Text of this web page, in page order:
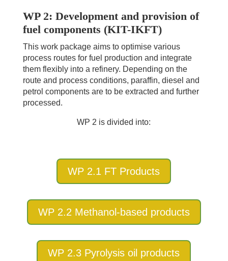
WP 2: Development and provision of
fuel components (KIT-IKFT)
This work package aims to optimise various
process routes for fuel production and integrate
them flexibly into a refinery. Depending on the
route and process conditions, paraffin, diesel and
petrol components are to be extracted and further
processed.
WP 2 is divided into:
WP 2.1 FT Products
WP 2.2 Methanol-based products
WP 2.3 Pyrolysis oil products